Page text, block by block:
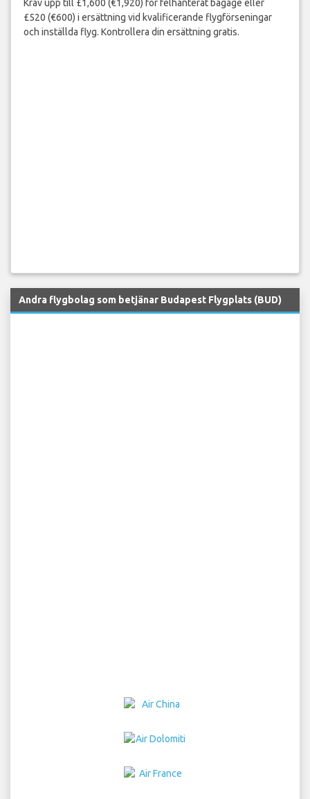
Kräv upp till £1,600 (€1,920) för felhanterat bagage eller
£520 (€600) i ersättning vid kvalificerande flygförseningar
och inställda flyg. Kontrollera din ersättning gratis.
Andra flygbolag som betjänar Budapest Flygplats (BUD)